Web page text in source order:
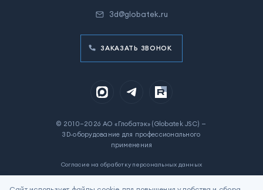
3d@globatek.ru
ЗАКАЗАТЬ ЗВОНОК
© 2010–2026 АО «Глобатэк» (Globatek JSC) —
3D‑оборудование для профессионального
применения
Согласие на обработку персональных данных